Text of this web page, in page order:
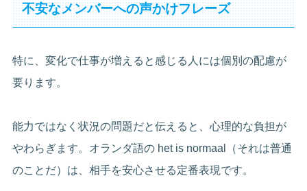
不安なメンバーへの声かけフレーズ
特に、変化で仕事が増えると感じる人には個別の配慮が
要ります。
能力ではなく状況の問題だと伝えると、心理的な負担が
やわらぎます。オランダ語の het is normaal（それは普通
のことだ）は、相手を安心させる定番表現です。